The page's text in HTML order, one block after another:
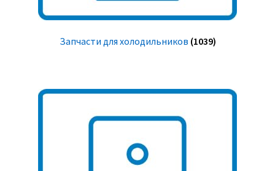
Запчасти для холодильников (1039)